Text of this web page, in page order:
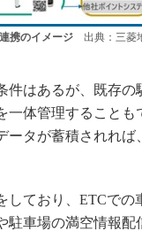
携のイメージ出典：三菱
はあるが、既存の
体管理することも
タが蓄積されれば
ており、ETCでの
車場の満空情報配